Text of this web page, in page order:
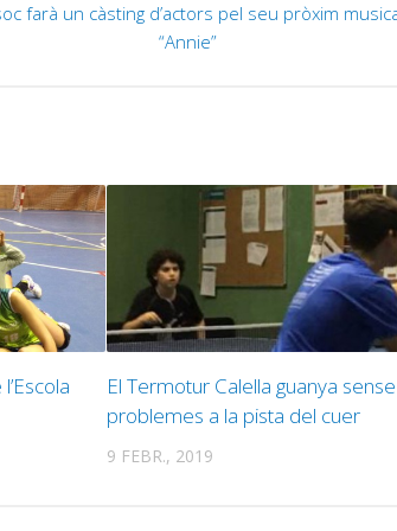
farà un càsting d’actors pel seu pròxim
“Annie”
El Termotur Calella guanya sense
problemes a la pista del cuer
9 FEBR., 2019